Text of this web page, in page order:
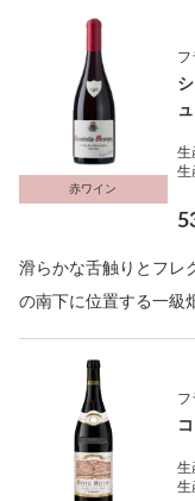
赤ワイン
フ
生
生
滑らかな舌触りとフレ
の南下に位置する一級
フ
生
生